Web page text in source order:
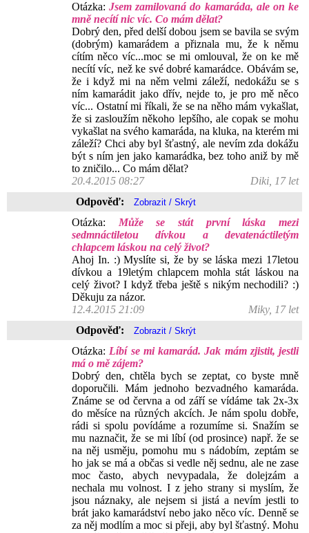
Otázka:Jsem zamilovaná do kamaráda, ale on ke
mně necítí nic víc. Co mám dělat?
Dobrý den, před delší dobou jsem se bavila se svým
(dobrým) kamarádem a přiznala mu, že k němu
cítím něco víc...moc se mi omlouval, že on ke mě
necítí víc, než ke své dobré kamarádce. Obávám se,
že i když mi na něm velmi záleží, nedokážu se s
ním kamarádit jako dřív, nejde to, je pro mě něco
víc... Ostatní mi říkali, že se na něho mám vykašlat,
že si zasloužím někoho lepšího, ale copak se mohu
vykašlat na svého kamaráda, na kluka, na kterém mi
záleží? Chci aby byl šťastný, ale nevím zda dokážu
být s ním jen jako kamarádka, bez toho aniž by mě
to zničilo... Co mám dělat?
20.4.2015 08:27
Diki, 17 let
Odpověď:
Otázka: Může se stát první láska mezi
sedmnáctiletou dívkou a devatenáctiletým
chlapcem láskou na celý život?
Ahoj In. :) Myslíte si, že by se láska mezi 17letou
dívkou a 19letým chlapcem mohla stát láskou na
celý život? I když třeba ještě s nikým nechodili? :)
Děkuju za názor.
12.4.2015 21:09
Miky, 17 let
Odpověď:
Otázka: Líbí se mi kamarád. Jak mám zjistit, jestli
má o mě zájem?
Dobrý den, chtěla bych se zeptat, co byste mně
doporučili. Mám jednoho bezvadného kamaráda.
Známe se od června a od září se vídáme tak 2x-3x
do měsíce na různých akcích. Je nám spolu dobře,
rádi si spolu povídáme a rozumíme si. Snažím se
mu naznačit, že se mi líbí (od prosince) např. že se
na něj usměju, pomohu mu s nádobím, zeptám se
ho jak se má a občas si vedle něj sednu, ale ne zase
moc často, abych nevypadala, že dolejzám a
nechala mu volnost. I z jeho strany si myslím, že
jsou náznaky, ale nejsem si jistá a nevím jestli to
brát jako kamarádství nebo jako něco víc. Denně se
za něj modlím a moc si přeji, aby byl šťastný. Mohu